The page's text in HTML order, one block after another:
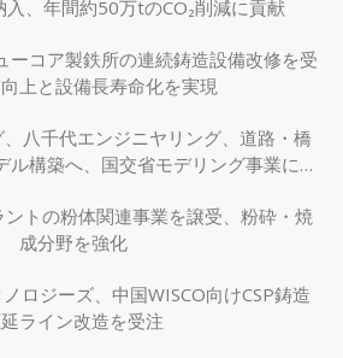
、年間約50万tのCO₂削減に貢献
ーコア製鉄所の連続鋳造設備改修を受
上と設備長寿命化を実現
、八千代エンジニヤリング、道路・橋
ル構築へ、国交省モデリング事業に採
トの粉体関連事業を譲受、粉砕・焼
成分野を強化
ロジーズ、中国WISCO向けCSP鋳造
ライン改造を受注